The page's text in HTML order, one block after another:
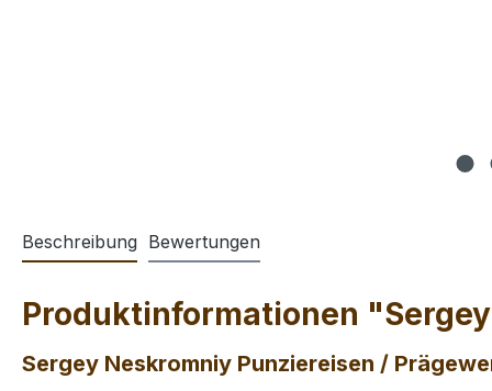
Beschreibung Bewertungen
Produktinformationen
Sergey Neskromniy Punziereisen /